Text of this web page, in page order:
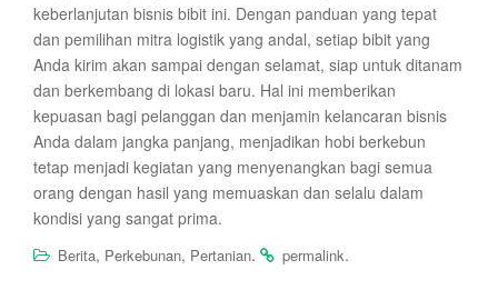
keberlanjutan bisnis bibit ini. Dengan panduan yang tepat
dan pemilihan mitra logistik yang andal, setiap bibit yang
Anda kirim akan sampai dengan selamat, siap untuk ditanam
dan berkembang di lokasi baru. Hal ini memberikan
kepuasan bagi pelanggan dan menjamin kelancaran bisnis
Anda dalam jangka panjang, menjadikan hobi berkebun
tetap menjadi kegiatan yang menyenangkan bagi semua
orang dengan hasil yang memuaskan dan selalu dalam
kondisi yang sangat prima.
Berita, Perkebunan, Pertanian. permalink.